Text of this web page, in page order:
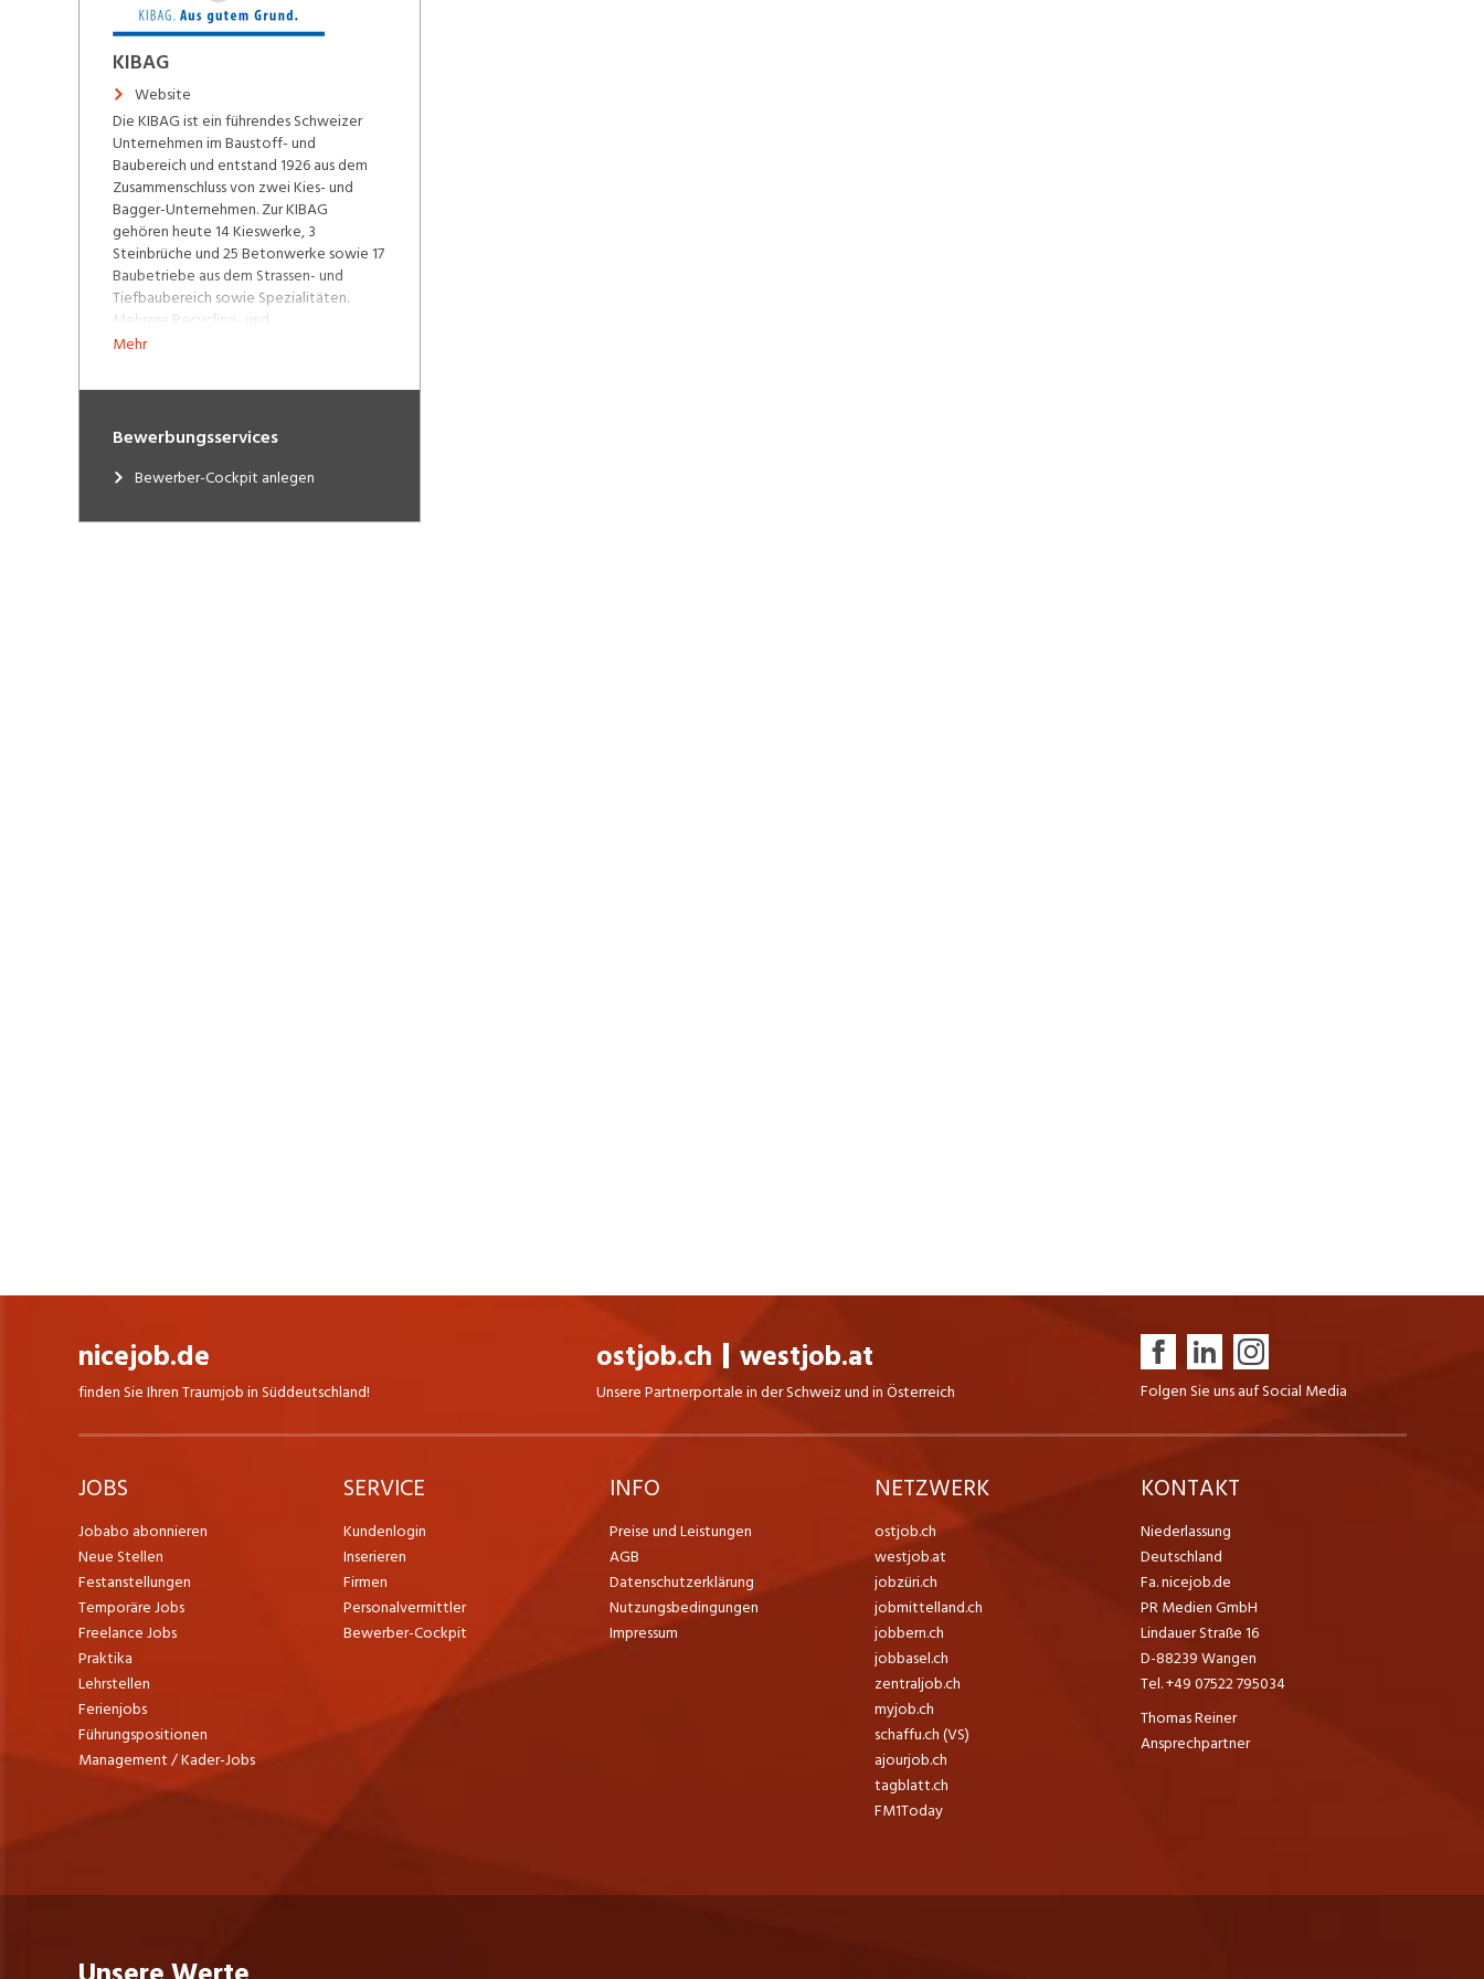
KIBAG
Website
Die KIBAG ist ein führendes Schweizer
Unternehmen im Baustoff- und
Baubereich und entstand 1926 aus dem
Zusammenschluss von zwei Kies- und
Bagger-Unternehmen. Zur KIBAG
gehören heute 14 Kieswerke, 3
Steinbrüche und 25 Betonwerke sowie 17
Baubetriebe aus dem Strassen- und
Tiefbaubereich sowie Spezialitäten.
Mehrere Recycling- und
Entsorgungsunternehmen sowie
runden das Bild ab. Insgesamt beschäftigt
Mitarbeitende schwergewichtig in den
drei Geschäftsbereichen Baustoffe,
Bauleistungen sowie Umwelt und
bilden ein starkes Team, welches in der
Mehr
Bewerbungsservices
Bewerber-Cockpit anlegen
nicejob.de
finden Sie Ihren Traumjob in Süddeutschland!
ostjob.ch westjob.at
Unsere Partnerportale in der Schweiz und in Österreich Folgen Sie uns auf Social Media
JOBS
Jobabo abonnieren
Neue Stellen
Festanstellungen
Temporäre Jobs
Freelance Jobs
Praktika
Lehrstellen
Ferienjobs
Führungspositionen
Management / Kader-Jobs
SERVICE
Kundenlogin
Inserieren
Firmen
Personalvermittler
Bewerber-Cockpit
INFO
Preise und Leistungen
AGB
Datenschutzerklärung
Nutzungsbedingungen
Impressum
NETZWERK
ostjob.ch
westjob.at
jobzüri.ch
jobmittelland.ch
jobbern.ch
jobbasel.ch
zentraljob.ch
myjob.ch
schaffu.ch (VS)
ajourjob.ch
tagblatt.ch
FM1Today
KONTAKT
Niederlassung
Deutschland
Fa. nicejob.de
PR Medien GmbH
Lindauer Straße 16
D-88239 Wangen
Tel. +49 07522 795034
Thomas Reiner
Ansprechpartner